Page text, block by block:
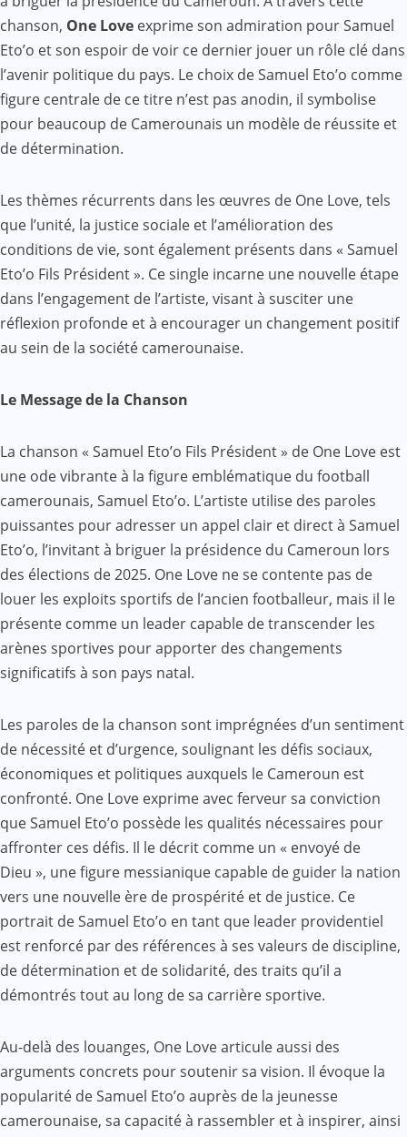
chanson, One Love exprime son admiration pour Samuel
Eto’o et son espoir de voir ce dernier jouer un rôle clé dans
l’avenir politique du pays. Le choix de Samuel Eto’o comme
figure centrale de ce titre n’est pas anodin, il symbolise
pour beaucoup de Camerounais un modèle de réussite et
de détermination.
Les thèmes récurrents dans les œuvres de One Love, tels
que l’unité, la justice sociale et l’amélioration des
conditions de vie, sont également présents dans « Samuel
Eto’o Fils Président ». Ce single incarne une nouvelle étape
dans l’engagement de l’artiste, visant à susciter une
réflexion profonde et à encourager un changement positif
au sein de la société camerounaise.
Le Message de la Chanson
La chanson « Samuel Eto’o Fils Président » de One Love est
une ode vibrante à la figure emblématique du football
camerounais, Samuel Eto’o. L’artiste utilise des paroles
puissantes pour adresser un appel clair et direct à Samuel
Eto’o, l’invitant à briguer la présidence du Cameroun lors
des élections de 2025. One Love ne se contente pas de
louer les exploits sportifs de l’ancien footballeur, mais il le
présente comme un leader capable de transcender les
arènes sportives pour apporter des changements
significatifs à son pays natal.
Les paroles de la chanson sont imprégnées d’un sentiment
de nécessité et d’urgence, soulignant les défis sociaux,
économiques et politiques auxquels le Cameroun est
confronté. One Love exprime avec ferveur sa conviction
que Samuel Eto’o possède les qualités nécessaires pour
affronter ces défis. Il le décrit comme un « envoyé de
Dieu », une figure messianique capable de guider la nation
vers une nouvelle ère de prospérité et de justice. Ce
portrait de Samuel Eto’o en tant que leader providentiel
est renforcé par des références à ses valeurs de discipline,
de détermination et de solidarité, des traits qu’il a
démontrés tout au long de sa carrière sportive.
Au-delà des louanges, One Love articule aussi des
arguments concrets pour soutenir sa vision. Il évoque la
popularité de Samuel Eto’o auprès de la jeunesse
camerounaise, sa capacité à rassembler et à inspirer, ainsi